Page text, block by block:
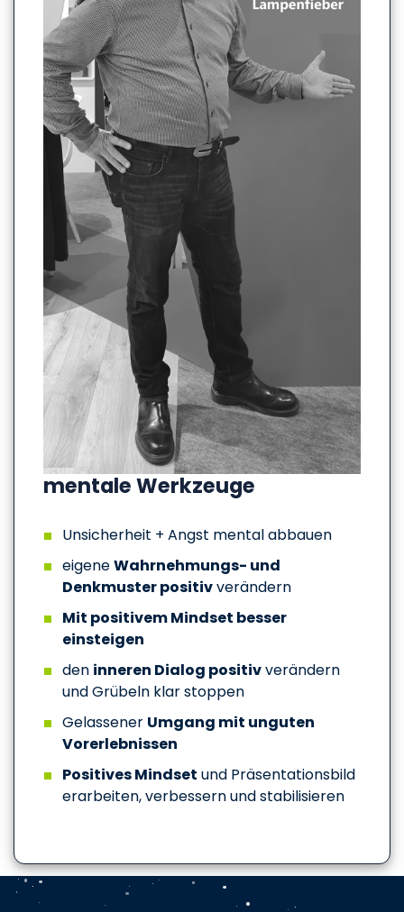
mentale Werkzeuge
Unsicherheit + Angst mental abbauen
eigeneWahrnehmungs- und
Denkmuster positivverändern
Mit positivem Mindset besser
einsteigen
den inneren Dialog positivverändern
und Grübeln klar stoppen
Gelassener Umgang mit unguten
Vorerlebnissen
Positives Mindset und Präsentationsbild
erarbeiten, verbessern und stabilisieren